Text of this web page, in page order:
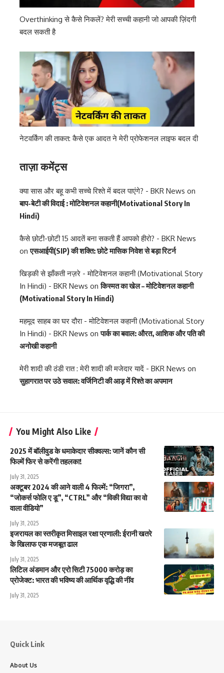
Overthinking से कैसे निकलें? मेरी सच्ची कहानी जो आपकी ज़िंदगी
बदल सकती है
नेटवर्किंग की ताकत: कैसे एक आदत ने मेरी प्रोफेशनल लाइफ बदल दी
ताज़ा कमेंट्स
क्या सास और बहू कभी सच्चे रिश्ते में बदल पाएंगे? - BKR News on
बाप-बेटी की विदाई : मोटिवेशनल कहानी(Motivational Story In
Hindi)
कैसे छोटी-छोटी 15 आदतें बना सकती हैं आपको हीरो? - BKR News
onएसआईपी(SIP) की शक्ति: छोटे मासिक निवेश से बड़ा रिटर्न
खिड़की से झाँकती नज़रे - मोटिवेशनल कहानी (Motivational Story
In Hindi) - BKR News onकिस्मत का खेल – मोटिवेशनल कहानी
(Motivational Story In Hindi)
महमूद साहब का घर दौरा - मोटिवेशनल कहानी (Motivational Story
In Hindi) - BKR News onपार्क का बवाल: औरत, आशिक और पति की
अनोखी कहानी
मेरी शादी की ठंडी रात : मेरी शादी की मजेदार यादें - BKR News on
सुहागरात पर उठे सवाल: वर्जिनिटी की आड़ में रिश्ते का अपमान
You Might Also Like
2025 में बॉलीवुड के धमाकेदार सीक्वल्स: जानें कौन सी
फिल्में फिर से करेंगी तहलका!
July 31, 2025
अक्टूबर 2024 की आने वाली 4 फिल्में: “जिगरा”,
“जोकर्स फोलि ए डू”, “CTRL” और “विकी विद्या का वो
वाला वीडियो”
July 31, 2025
इजरायल का स्तरीकृत मिसाइल रक्षा प्रणाली: ईरानी खतरे
के खिलाफ एक मजबूत ढाल
July 31, 2025
लिटिल अंडमान और एरो सिटी 75000 करोड़ का
प्रोजेक्ट: भारत की भविष्य की आर्थिक वृद्धि की नींव
July 31, 2025
Quick Link
About Us